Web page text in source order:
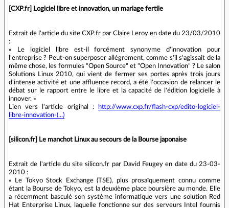
[CXP.fr] Logiciel libre et innovation, un mariage fertile
Extrait de l'article du site CXP.fr par Claire Leroy en date du 23/03/2010
:
« Le logiciel libre est-il forcément synonyme d'innovation pour
l'entreprise ? Peut-on superposer allégrement, comme s'il s'agissait de la
même chose, les formules "Open Source" et "Open Innovation" ? Le salon
Solutions Linux 2010, qui vient de fermer ses portes après trois jours
d'intense activité et une affluence record, a été l'occasion de relancer le
débat sur le rapport entre le libre et la capacité de l'édition logicielle à
innover. »
Lien vers l'article original :
http://www.cxp.fr/flash-cxp/edito-logiciel-
libre-innovation-(...)
[silicon.fr] Le manchot Linux au secours de la Bourse japonaise
Extrait de l'article du site silicon.fr par David Feugey en date du 23-03-
2010 :
« Le Tokyo Stock Exchange (TSE), plus prosaïquement connu comme
étant la Bourse de Tokyo, est la deuxième place boursière au monde. Elle
a récemment basculé son système informatique vers une solution Red
Hat Enterprise Linux, laquelle fonctionne sur des serveurs Intel fournis